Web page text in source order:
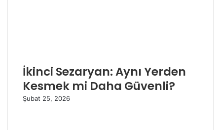
İkinci Sezaryan: Aynı Yerden
Kesmek mi Daha Güvenli?
Şubat 25, 2026